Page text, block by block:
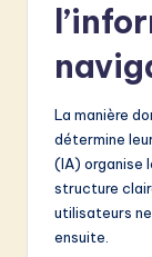
La manière
détermine
(IA) organise
structure
utilisateurs
ensuite.